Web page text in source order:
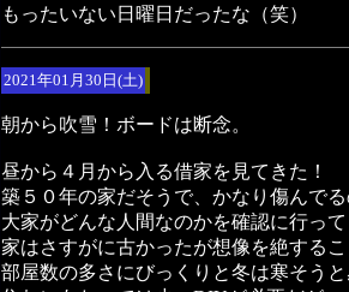
もったいない日曜日だったな（笑）
2021年01月30日(土)
朝から吹雪！ボードは断念。
昼から４月から入る借家を見てきた！
築５０年の家だそうで、かなり傷んで
大家がどんな人間なのかを確認に行っ
家はさすがに古かったが想像を絶する
部屋数の多さにびっくりと冬は寒そう